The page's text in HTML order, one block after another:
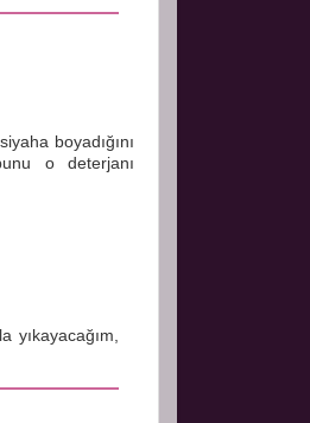
boyadığını
o deterjanı